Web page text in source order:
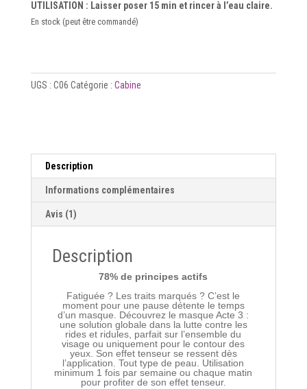
UTILISATION : Laisser poser 15 min et rincer à l’eau claire.
En stock (peut être commandé)
UGS : C06 Catégorie : Cabine
Description
Informations complémentaires
Avis (1)
Description
78% de principes actifs
Fatiguée ? Les traits marqués ? C’est le
moment pour une pause détente le temps
d’un masque. Découvrez le masque Acte 3 :
une solution globale dans la lutte contre les
rides et ridules, parfait sur l’ensemble du
visage ou uniquement pour le contour des
yeux. Son effet tenseur se ressent dès
l’application. Tout type de peau. Utilisation
minimum 1 fois par semaine ou chaque matin
pour profiter de son effet tenseur.